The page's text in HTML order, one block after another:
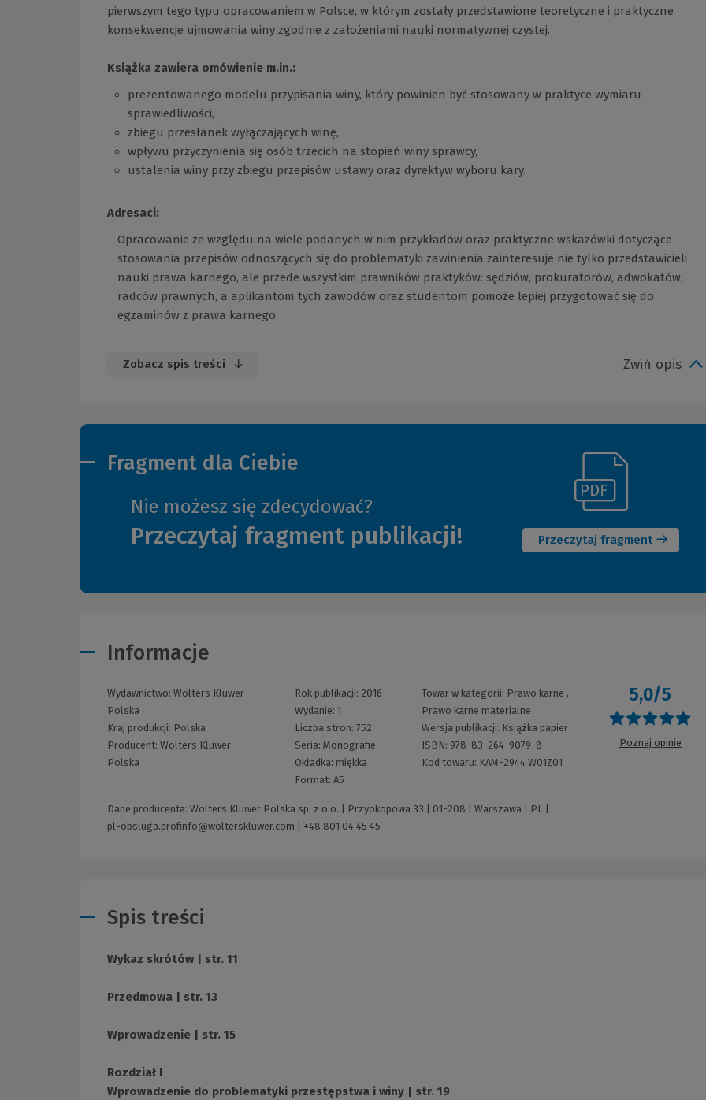
pierwszym tego typu opracowaniem w Polsce, w którym zostały przedstawione teoretyczne i praktyczne
konsekwencje ujmowania winy zgodnie z założeniami nauki normatywnej czystej.
Książka zawiera omówienie m.in.:
prezentowanego modelu przypisania winy, który powinien być stosowany w praktyce wymiaru
sprawiedliwości,
zbiegu przesłanek wyłączających winę,
wpływu przyczynienia się osób trzecich na stopień winy sprawcy,
ustalenia winy przy zbiegu przepisów ustawy oraz dyrektyw wyboru kary.
Adresaci:
Opracowanie ze względu na wiele podanych w nim przykładów oraz praktyczne wskazówki dotyczące
stosowania przepisów odnoszących się do problematyki zawinienia zainteresuje nie tylko przedstawicieli
nauki prawa karnego, ale przede wszystkim prawników praktyków: sędziów, prokuratorów, adwokatów,
radców prawnych, a aplikantom tych zawodów oraz studentom pomoże lepiej przygotować się do
egzaminów z prawa karnego.
Zobacz spis treści Zwiń opis
Fragment dla Ciebie
Nie możesz się zdecydować?
Przeczytaj fragment publikacji! Przeczytaj fragment
(Nowe
okno)
(Link
do
innej
strony)
Informacje
Wydawnictwo: Wolters Kluwer
Polska
Kraj produkcji: Polska
Producent: Wolters Kluwer
Polska
Rok publikacji: 2016
Wydanie:1
Liczba stron:752
Seria:Monografie
Okładka: miękka
Format:A5
Towar w kategorii: Prawo karne ,
Prawo karne materialne
Wersja publikacji: Książka papier
ISBN: 978-83-264-9079-8
Kod towaru: KAM-2944 W01Z01
5,0/5
Poznaj opinie
Dane producenta: Wolters Kluwer Polska sp. z o.o. | Przyokopowa 33 | 01-208 | Warszawa | PL |
pl-obsluga.profinfo@wolterskluwer.com
+48 801 04 45 45
Spis treści
Wykaz skrótów | str. 11
Przedmowa | str. 13
Wprowadzenie | str. 15
Rozdział I
Wprowadzenie do problematyki przestępstwa i winy | str. 19